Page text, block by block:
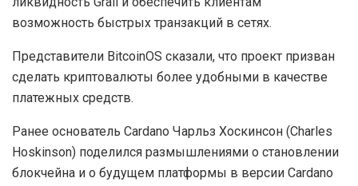
возможность быстрых транзакций в сетях.
Представители BitcoinOS сказали, что проект призван
сделать криптовалюты более удобными в качестве
платежных средств.
Ранее основатель Cardano Чарльз Хоскинсон (Charles
Hoskinson) поделился размышлениями о становлении
блокчейна и о будущем платформы в версии Cardano